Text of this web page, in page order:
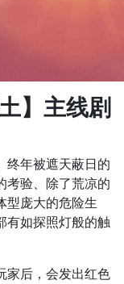
】主线剧
终年被遮天蔽日的
考验、除了荒凉的
型庞大的危险生
有如探照灯般的触
家后，会发出红色